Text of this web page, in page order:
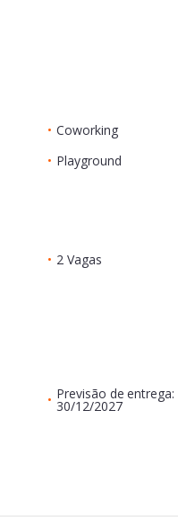
• Coworking
• Playground
• 2 Vagas
• Previsão de entrega:
30/12/2027